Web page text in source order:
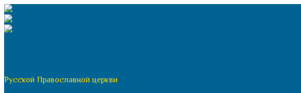
Перейти
к
содержимому
Русской Православной церкви